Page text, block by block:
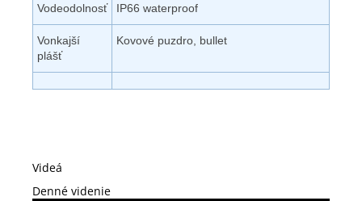
Vodeodolnosť IP66 waterproof
Vonkajší
plášť
Kovové puzdro, bullet
Videá
Denné videnie